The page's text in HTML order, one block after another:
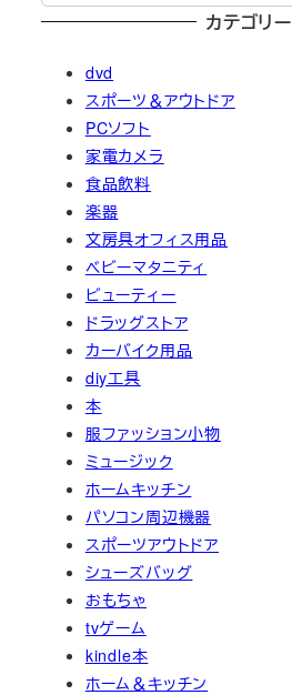
カテゴリー
dvd
スポーツ＆アウトドア
PCソフト
家電カメラ
食品飲料
楽器
文房具オフィス用品
ベビーマタニティ
ビューティー
ドラッグストア
カーバイク用品
diy工具
本
服ファッション小物
ミュージック
ホームキッチン
パソコン周辺機器
スポーツアウトドア
シューズバッグ
おもちゃ
tvゲーム
kindle本
ホーム＆キッチン